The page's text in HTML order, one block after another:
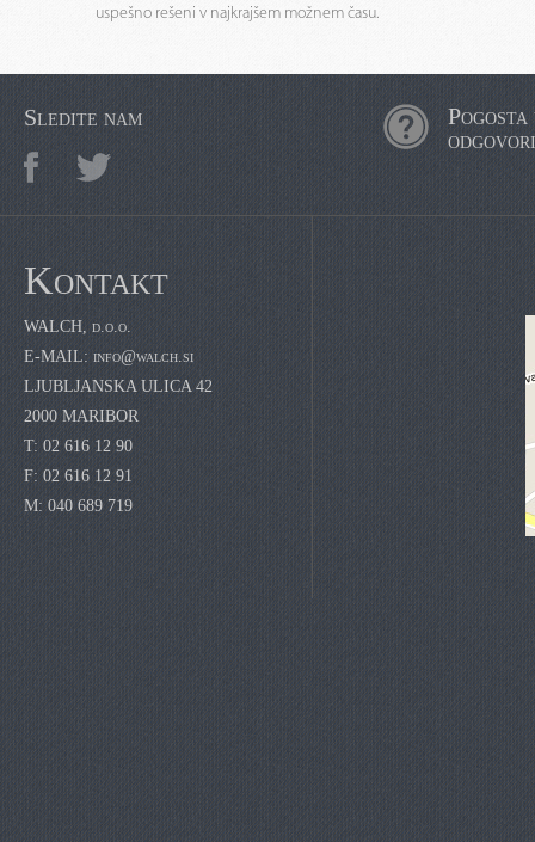
uspešno rešeni v najkrajšem možnem času.
Sledite nam
Pogosta
odgovori
Kontakt
WALCH, d.o.o.
E-MAIL: info@walch.si
LJUBLJANSKA ULICA 42
2000 MARIBOR
T: 02 616 12 90
F: 02 616 12 91
M: 040 689 719